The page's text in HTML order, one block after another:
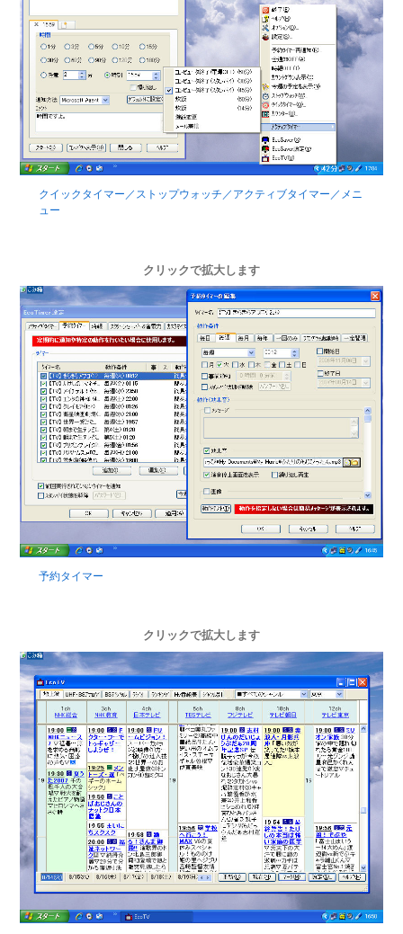
クイックタイマー／ストップウォッチ／アクティブタイマー／メニ
ュー
クリックで拡大します
予約タイマー
クリックで拡大します